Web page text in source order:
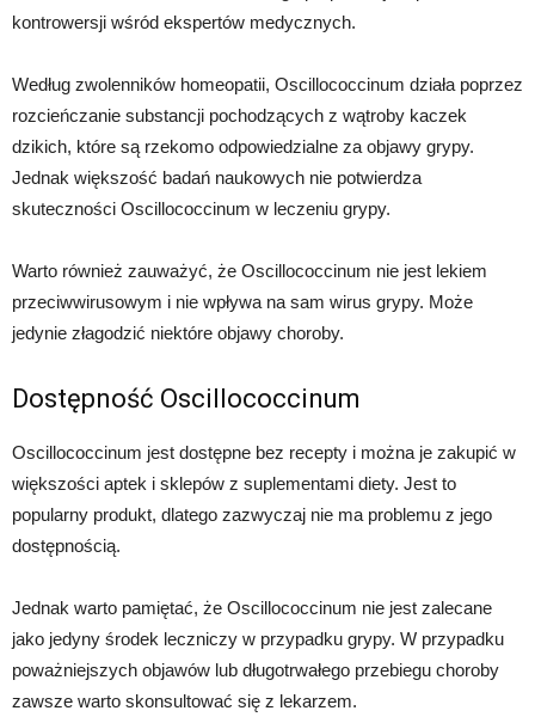
kontrowersji wśród ekspertów medycznych.
Według zwolenników homeopatii, Oscillococcinum działa poprzez
rozcieńczanie substancji pochodzących z wątroby kaczek
dzikich, które są rzekomo odpowiedzialne za objawy grypy.
Jednak większość badań naukowych nie potwierdza
skuteczności Oscillococcinum w leczeniu grypy.
Warto również zauważyć, że Oscillococcinum nie jest lekiem
przeciwwirusowym i nie wpływa na sam wirus grypy. Może
jedynie złagodzić niektóre objawy choroby.
Dostępność Oscillococcinum
Oscillococcinum jest dostępne bez recepty i można je zakupić w
większości aptek i sklepów z suplementami diety. Jest to
popularny produkt, dlatego zazwyczaj nie ma problemu z jego
dostępnością.
Jednak warto pamiętać, że Oscillococcinum nie jest zalecane
jako jedyny środek leczniczy w przypadku grypy. W przypadku
poważniejszych objawów lub długotrwałego przebiegu choroby
zawsze warto skonsultować się z lekarzem.